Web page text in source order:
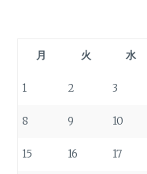
月 火 水
1 2 3
8 9 10
15 16 17